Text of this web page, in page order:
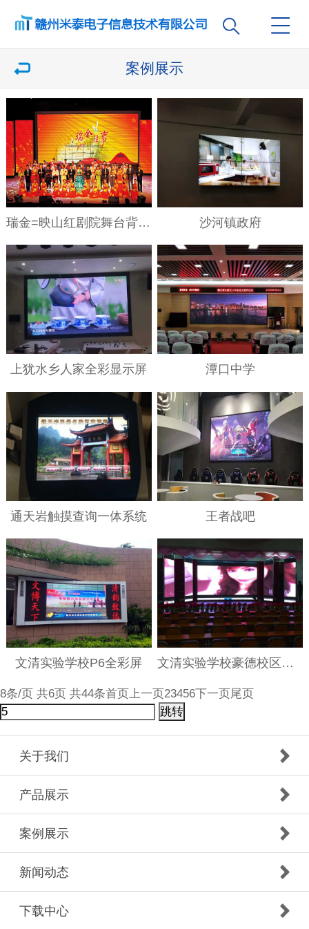
案例展示
瑞金=映山红剧院舞台背景P10全彩 沙河镇政府
上犹水乡人家全彩显示屏 潭口中学
通天岩触摸查询一体系统 王者战吧
文清实验学校P6全彩屏 文清实验学校豪德校区室内全彩
8条/页 共6页 共44条首页上一页 23456下一页 尾页
跳转
关于我们
产品展示
案例展示
新闻动态
下载中心